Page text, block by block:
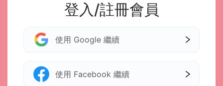
登入/註冊會員
使用 Google 繼續
使用 Facebook 繼續